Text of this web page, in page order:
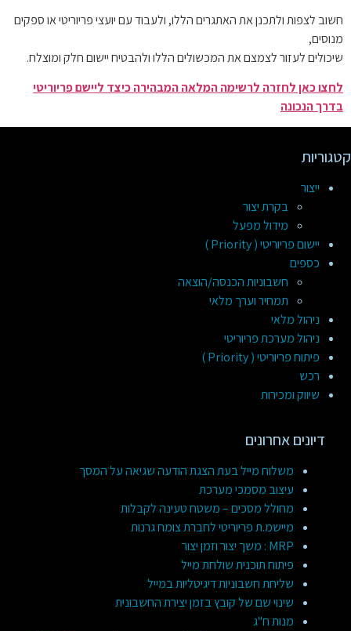
חשוב לצפות ולתכנן את האתגרים הללו, ולעבוד עם יועצי פריוריטי או ספקים
מנוסים,
שיכולים לעזור לצמצם את המכשולים הללו ולהבטיח יישום חלק ומוצלח.
לחצו כאן לחזרה לרשימה המלאה המבהירה כיצד ליישם פריוריטי
בדרך הנכונה
קטגוריות
ייצור
בקרת יצור
מידול מפעל
יישום פריוריטי ( Priority )
כספים
חשבוניות הכנסה/הוצאה
תמחיר וערך מלאי
ניהול מלאי
ניהול מערכת פריוריטי
פיתוח פריוריטי ( Priority )
רכש
שיווק ומכירות
דיונים אחרונים
משלוח מייל בעת הצגת הודעה שגיאה על המסך
עיצוב מסמכי מערכת
מחולל מסכים – משטח טעינה לקבלות
מיישמ.ת פריוריטי לחברת צומח גרנות
MRP : משך יצור וזמן יצור
פיתוח תוכנית שולחת מייל
שליחת חשבוניות דיגיטליות במייל
שינוי שם של קובץ בזמן יצירת החשבונית
מנות ח"ג